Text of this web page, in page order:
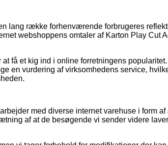
lang række forhenværende forbrugeres
webshoppens omtaler af Karton Play Cut
få et kig ind i online forretningens popularitet.
en vurdering af virksomhedens service,
med diverse internet varehuse i form af
af at de besøgende vi sender videre